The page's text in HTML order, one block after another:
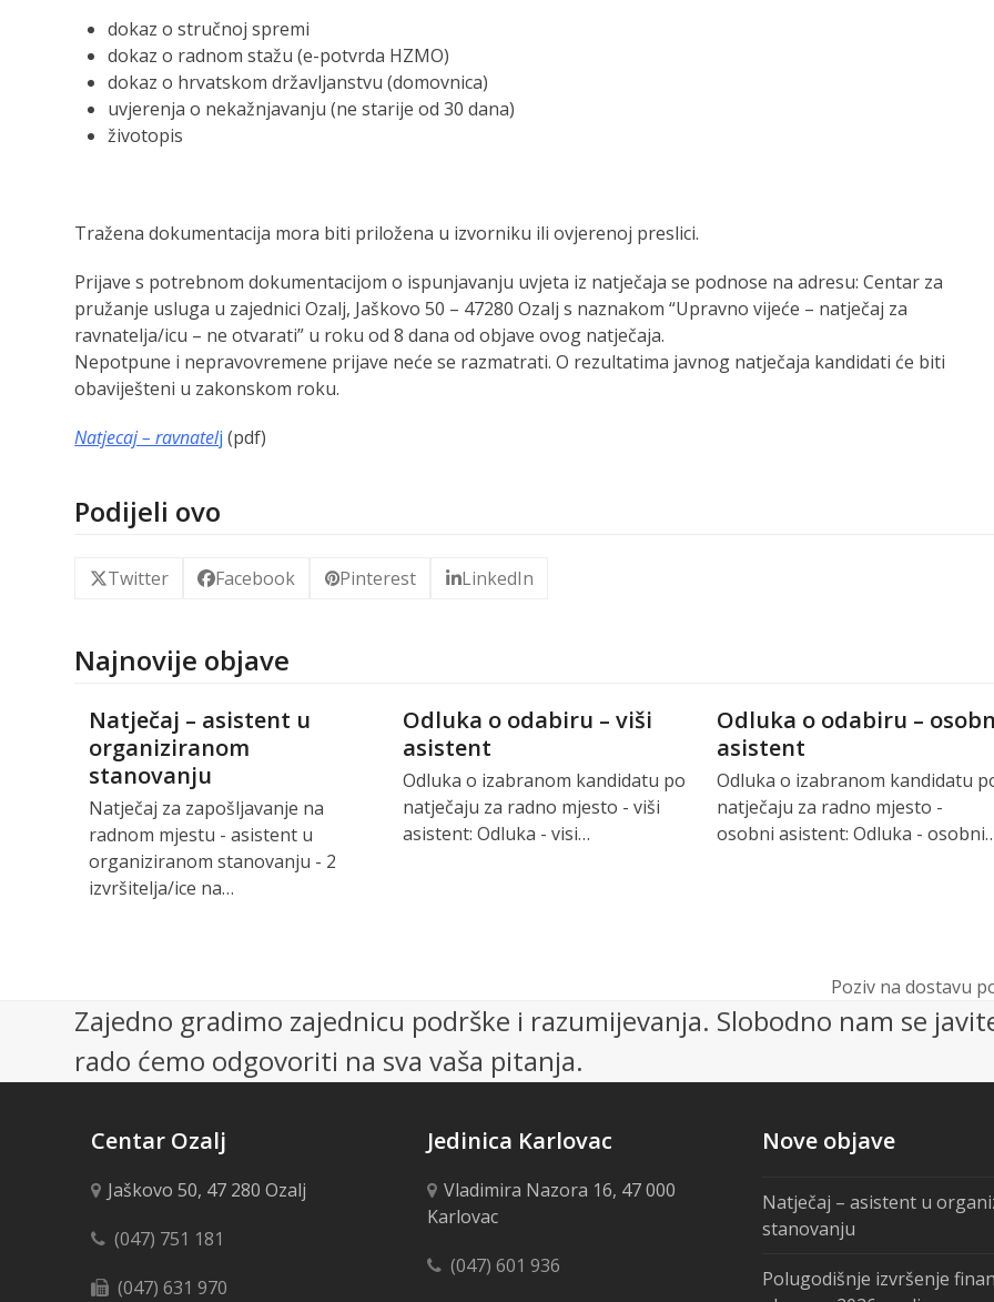
dokaz o stručnoj spremi
dokaz o radnom stažu (e-potvrda HZMO)
dokaz o hrvatskom državljanstvu (domovnica)
uvjerenja o nekažnjavanju (ne starije od 30 dana)
životopis
Tražena dokumentacija mora biti priložena u izvorniku ili ovjerenoj preslici.
Prijave s potrebnom dokumentacijom o ispunjavanju uvjeta iz natječaja se podnose na adresu: Centar za
pružanje usluga u zajednici Ozalj, Jaškovo 50 – 47280 Ozalj s naznakom “Upravno vijeće – natječaj za
ravnatelja/icu – ne otvarati” u roku od 8 dana od objave ovog natječaja.
Nepotpune i nepravovremene prijave neće se razmatrati. O rezultatima javnog natječaja kandidati će biti
obaviješteni u zakonskom roku.
Natjecaj – ravnatelj (pdf)
Podijeli ovo
Twitter Facebook Pinterest LinkedIn
Najnovije objave
Natječaj – asistent u
organiziranom
stanovanju
Natječaj za zapošljavanje na
radnom mjestu - asistent u
organiziranom stanovanju - 2
izvršitelja/ice na…
Odluka o odabiru – viši
asistent
Odluka o izabranom kandidatu po
natječaju za radno mjesto - viši
asistent: Odluka - visi…
Odluka o odabiru –
asistent
Odluka o izabranom kandidatu
natječaju za radno mjesto -
osobni asistent: Odluka -
next
post:
Poziv na dostavu
Zajedno gradimo zajednicu podrške i razumijevanja. Slobodno nam se
rado ćemo odgovoriti na sva vaša pitanja.
Centar Ozalj
Jaškovo 50, 47 280 Ozalj
(047) 751 181
(047) 631 970
Jedinica Karlovac
Vladimira Nazora 16, 47 000
Karlovac
(047) 601 936
Nove objave
Natječaj – asistent u
stanovanju
Polugodišnje izvršenje